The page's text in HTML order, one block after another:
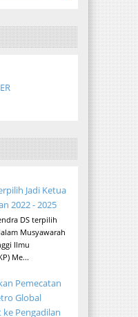
Jadi Ketua
2022 - 2025
DS terpilih
Musyawarah
Ilmu
Me...
Pemecatan
Global
ke Pengadilan